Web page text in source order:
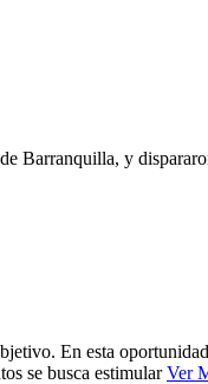
Barranquilla, y
En esta
se busca estimularVer